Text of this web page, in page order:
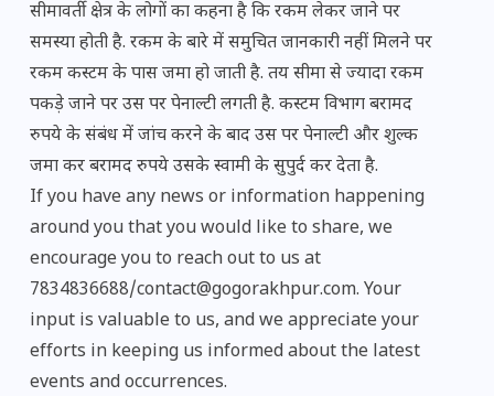
सीमावर्ती क्षेत्र के लोगों का कहना है कि रकम लेकर जाने पर
समस्या होती है. रकम के बारे में समुचित जानकारी नहीं मिलने पर
रकम कस्टम के पास जमा हो जाती है. तय सीमा से ज्यादा रकम
पकड़े जाने पर उस पर पेनाल्टी लगती है. कस्टम विभाग बरामद
रुपये के संबंध में जांच करने के बाद उस पर पेनाल्टी और शुल्क
जमा कर बरामद रुपये उसके स्वामी के सुपुर्द कर देता है.
If you have any news or information happening
around you that you would like to share, we
encourage you to reach out to us at
7834836688/contact@gogorakhpur.com. Your
input is valuable to us, and we appreciate your
efforts in keeping us informed about the latest
events and occurrences.